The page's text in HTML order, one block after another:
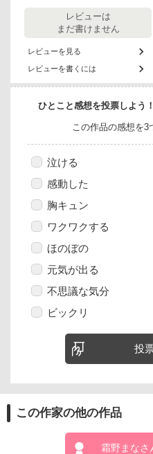
レビューは
まだ書けません
レビューを見る
レビューを書くには
ひとこと感想を投票しよう！
この作品の感想を3
泣ける
感動した
胸キュン
ワクワクする
ほのぼの
元気が出る
不思議な気分
ビックリ
投
この作家の他の作品
霜野まなさ